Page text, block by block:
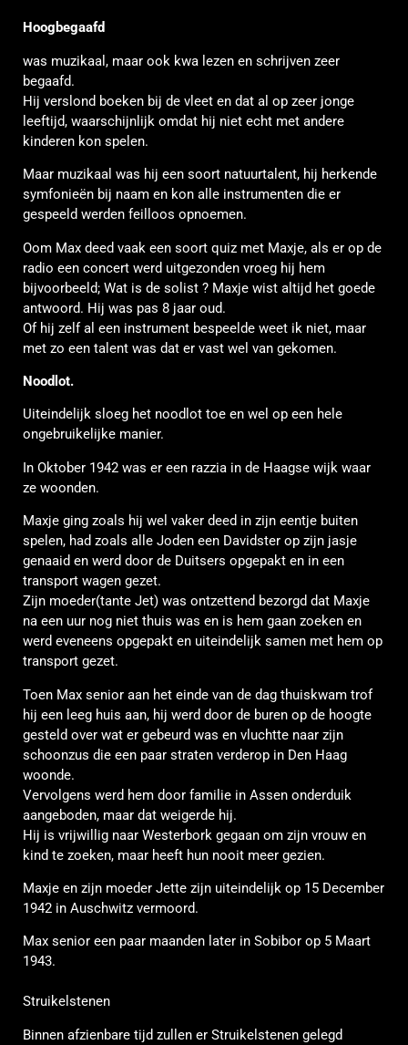
Hoogbegaafd
was muzikaal, maar ook kwa lezen en schrijven zeer
begaafd.
Hij verslond boeken bij de vleet en dat al op zeer jonge
leeftijd, waarschijnlijk omdat hij niet echt met andere
kinderen kon spelen.
Maar muzikaal was hij een soort natuurtalent, hij herkende
symfonieën bij naam en kon alle instrumenten die er
gespeeld werden feilloos opnoemen.
Oom Max deed vaak een soort quiz met Maxje, als er op de
radio een concert werd uitgezonden vroeg hij hem
bijvoorbeeld; Wat is de solist ? Maxje wist altijd het goede
antwoord. Hij was pas 8 jaar oud.
Of hij zelf al een instrument bespeelde weet ik niet, maar
met zo een talent was dat er vast wel van gekomen.
Noodlot.
Uiteindelijk sloeg het noodlot toe en wel op een hele
ongebruikelijke manier.
In Oktober 1942 was er een razzia in de Haagse wijk waar
ze woonden.
Maxje ging zoals hij wel vaker deed in zijn eentje buiten
spelen, had zoals alle Joden een Davidster op zijn jasje
genaaid en werd door de Duitsers opgepakt en in een
transport wagen gezet.
Zijn moeder(tante Jet) was ontzettend bezorgd dat Maxje
na een uur nog niet thuis was en is hem gaan zoeken en
werd eveneens opgepakt en uiteindelijk samen met hem op
transport gezet.
Toen Max senior aan het einde van de dag thuiskwam trof
hij een leeg huis aan, hij werd door de buren op de hoogte
gesteld over wat er gebeurd was en vluchtte naar zijn
schoonzus die een paar straten verderop in Den Haag
woonde.
Vervolgens werd hem door familie in Assen onderduik
aangeboden, maar dat weigerde hij.
Hij is vrijwillig naar Westerbork gegaan om zijn vrouw en
kind te zoeken, maar heeft hun nooit meer gezien.
Maxje en zijn moeder Jette zijn uiteindelijk op 15 December
1942 in Auschwitz vermoord.
Max senior een paar maanden later in Sobibor op 5 Maart
1943.
Struikelstenen
Binnen afzienbare tijd zullen er Struikelstenen gelegd